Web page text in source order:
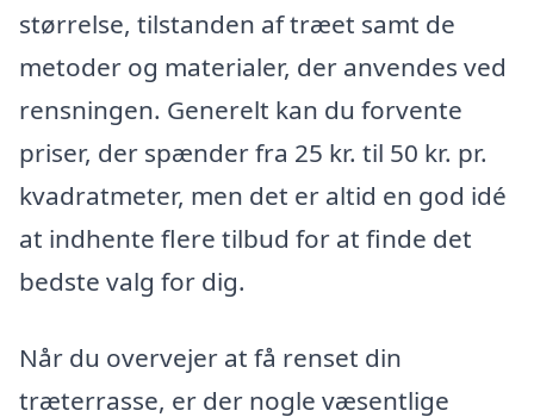
størrelse, tilstanden af træet samt de
metoder og materialer, der anvendes ved
rensningen. Generelt kan du forvente
priser, der spænder fra 25 kr. til 50 kr. pr.
kvadratmeter, men det er altid en god idé
at indhente flere tilbud for at finde det
bedste valg for dig.
Når du overvejer at få renset din
træterrasse, er der nogle væsentlige